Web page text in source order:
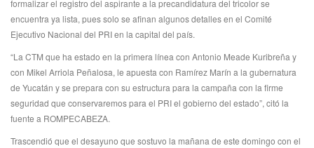
formalizar el registro del aspirante a la precandidatura del tricolor se
encuentra ya lista, pues solo se afinan algunos detalles en el Comité
Ejecutivo Nacional del PRI en la capital del país.
“La CTM que ha estado en la primera línea con Antonio Meade Kuribreña y
con Mikel Arriola Peñalosa, le apuesta con Ramírez Marín a la gubernatura
de Yucatán y se prepara con su estructura para la campaña con la firme
seguridad que conservaremos para el PRI el gobierno del estado”, citó la
fuente a ROMPECABEZA.
Trascendió que el desayuno que sostuvo la mañana de este domingo con el